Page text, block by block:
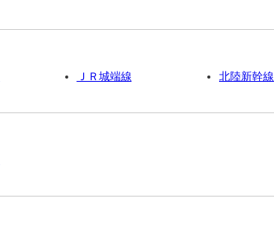
ＪＲ城端線 北陸新幹線